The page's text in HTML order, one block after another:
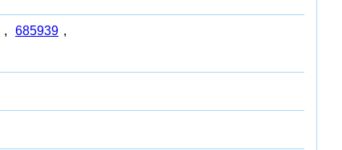
, 685939 ,